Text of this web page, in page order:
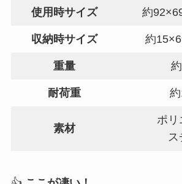
使用時サイズ 約
収納時サイズ 約
重量
耐荷重
素材
ポリ
ス